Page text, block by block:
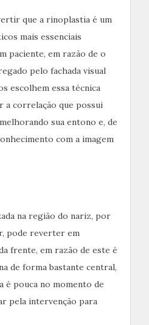
que a rinoplastia é um
mais essenciais
paciente, em razão de o
pelo fachada visual
escolhem essa técnica
a correlação que possui
sua entono e, de
com a imagem
na região do nariz, por
pode reverter em
frente, em razão de este é
de forma bastante central,
é pouca no momento de
pela intervenção para